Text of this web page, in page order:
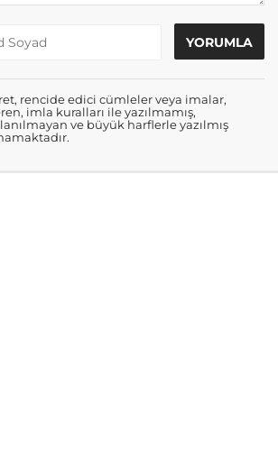
rencide edici cümleler veya imalar,
imla kuralları ile yazılmamış,
ve büyük harflerle yazılmış